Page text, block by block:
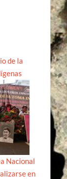
de la
Nacional
en